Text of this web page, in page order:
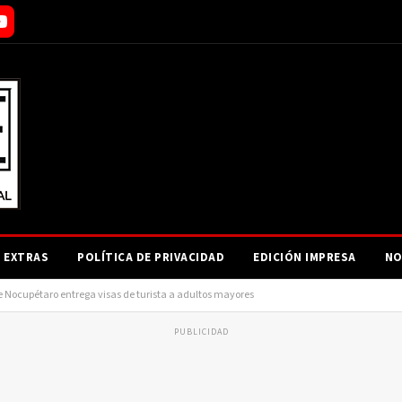
EXTRAS POLÍTICA DE PRIVACIDAD EDICIÓN IMPRESA
entrega visas de turista a adultos mayores
PUBLICIDAD